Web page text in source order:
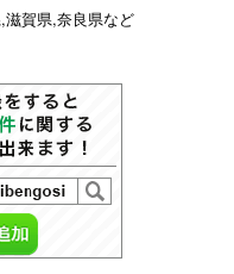
賀県,奈良県など